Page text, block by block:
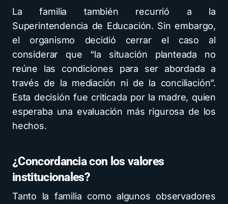
La familia también recurrió a la
Superintendencia de Educación. Sin embargo,
el organismo decidió cerrar el caso al
considerar que “la situación planteada no
reúne las condiciones para ser abordada a
través de la mediación ni de la conciliación”.
Esta decisión fue criticada por la madre, quien
esperaba una evaluación más rigurosa de los
hechos.
¿Concordancia con los valores
institucionales?
Tanto la familia como algunos observadores